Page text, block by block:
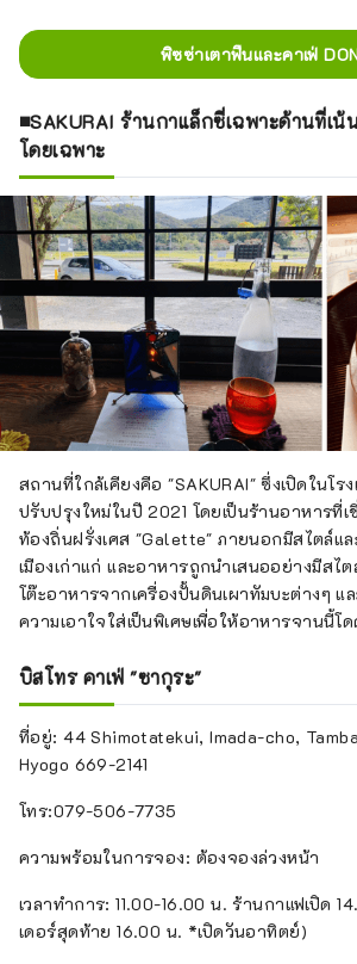
พิซซ่าเตาฟืนและคาเฟ่
■SAKURAI ร้านกาแล็กซี่เฉพาะด้านที่เ
โดยเฉพาะ
สถานที่ใกล้เคียงคือ "SAKURAI" ซึ่งเปิดในโร
ปรับปรุงใหม่ในปี 2021 โดยเป็นร้านอาหารที่
ท้องถิ่นฝรั่งเศส "Galette" ภายนอกมีสไตล์แ
เมืองเก่าแก่ และอาหารถูกนำเสนออย่างมีสไ
โต๊ะอาหารจากเครื่องปั้นดินเผาทัมบะต่างๆ แ
ความเอาใจใส่เป็นพิเศษเพื่อให้อาหารจานนี้โ
บิสโทร คาเฟ่ "ซากุระ"
ที่อยู่: 44 Shimotatekui, Imada-cho,
Hyogo 669-2141
โทร:079-506-7735
ความพร้อมในการจอง: ต้องจองล่วงหน้า
เวลาทำการ: 11.00-16.00 น. ร้านกาแฟเปิด
เดอร์สุดท้าย 16.00 น. *เปิดวันอาทิตย์)